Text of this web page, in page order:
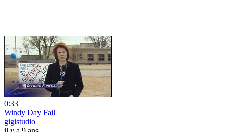
0:33
Windy Day Fail
gigistudio